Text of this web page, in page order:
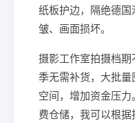
纸板护边，隔绝德
皱、画面损坏。
摄影工作室拍摄档
季无需补货，大批
空间，增加资金压
费仓储，我可以根